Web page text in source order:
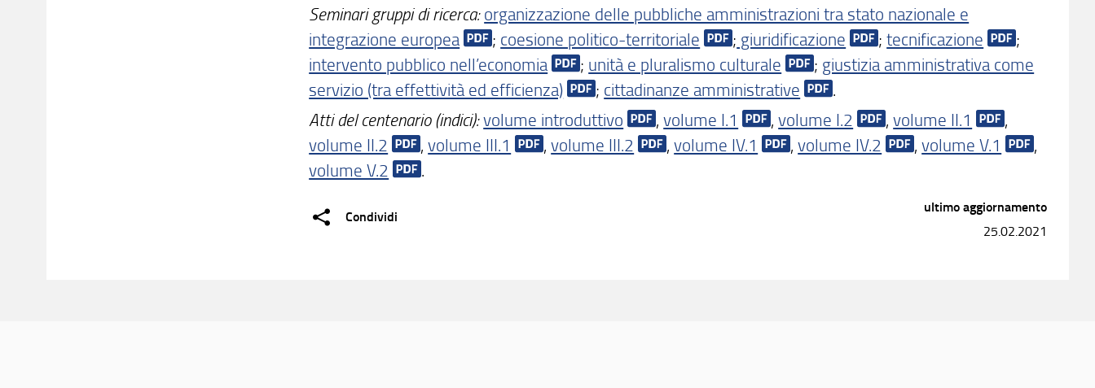
Seminari gruppi di ricerca: organizzazione delle pubbliche amministrazioni tra stato nazionale e
integrazione europea
; coesione politico-territoriale ; giuridificazione ;tecnificazione
;
intervento pubblico nell’economia
; unità e pluralismo culturale ; giustizia amministrativa come
servizio (tra effettività ed efficienza)
; cittadinanze amministrative
.
Atti del centenario (indici):volume introduttivo ,volume I.1 ,volume I.2 ,volume II.1
,
volume II.2
,volume III.1 ,volume III.2 ,volume IV.1 ,volume IV.2 ,volume V.1
,
volume V.2
.
Condividi
ultimo aggiornamento
25.02.2021